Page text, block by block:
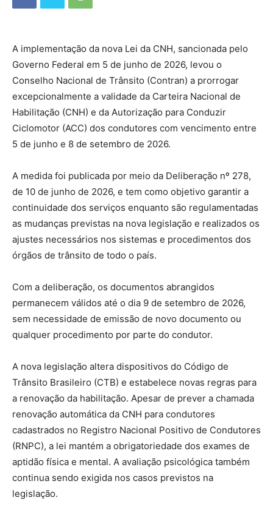
A implementação da nova Lei da CNH, sancionada pelo
Governo Federal em 5 de junho de 2026, levou o
Conselho Nacional de Trânsito (Contran) a prorrogar
excepcionalmente a validade da Carteira Nacional de
Habilitação (CNH) e da Autorização para Conduzir
Ciclomotor (ACC) dos condutores com vencimento entre
5 de junho e 8 de setembro de 2026.
A medida foi publicada por meio da Deliberação nº 278,
de 10 de junho de 2026, e tem como objetivo garantir a
continuidade dos serviços enquanto são regulamentadas
as mudanças previstas na nova legislação e realizados os
ajustes necessários nos sistemas e procedimentos dos
órgãos de trânsito de todo o país.
Com a deliberação, os documentos abrangidos
permanecem válidos até o dia 9 de setembro de 2026,
sem necessidade de emissão de novo documento ou
qualquer procedimento por parte do condutor.
A nova legislação altera dispositivos do Código de
Trânsito Brasileiro (CTB) e estabelece novas regras para
a renovação da habilitação. Apesar de prever a chamada
renovação automática da CNH para condutores
cadastrados no Registro Nacional Positivo de Condutores
(RNPC), a lei mantém a obrigatoriedade dos exames de
aptidão física e mental. A avaliação psicológica também
continua sendo exigida nos casos previstos na
legislação.